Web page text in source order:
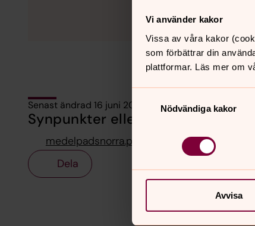
Vi använder kakor
Vissa av våra kakor
som förbättrar din
plattformar. Läs mer om
Nödvändiga kakor
Avvisa
Senast ändrad 16 juni 2026
Synpunkter eller frågor på sidans
medelpadsnorra.pastorat@svenskakyrkan.se
Dela